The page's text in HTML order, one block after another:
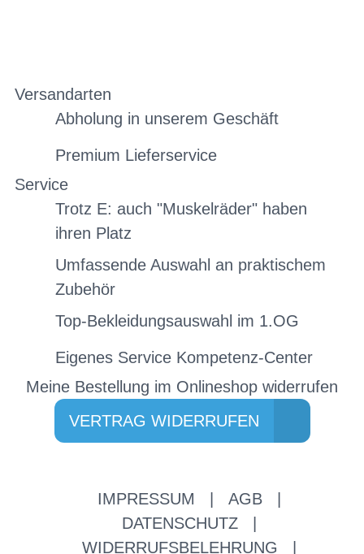
Versandarten
Abholung in unserem Geschäft
Premium Lieferservice
Service
Trotz E: auch "Muskelräder" haben
ihren Platz
Umfassende Auswahl an praktischem
Zubehör
Top-Bekleidungsauswahl im 1.OG
Eigenes Service Kompetenz-Center
Meine Bestellung im Onlineshop widerrufen
VERTRAG WIDERRUFEN
IMPRESSUM AGB
DATENSCHUTZ
WIDERRUFSBELEHRUNG